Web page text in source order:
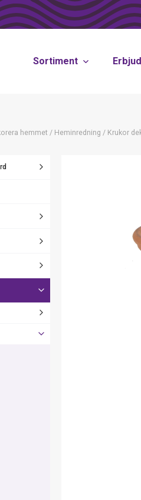
Sortiment
hemmet / Heminredning / Krukor